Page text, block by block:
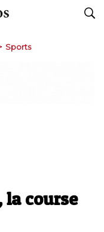
Sports
la course